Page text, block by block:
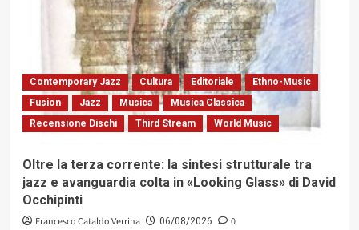
Contemporary Jazz Cultura Editoriale
Ethno-Music
Fusion
Jazz Musica
Musica Classica
Recensione Dischi
Third Stream World Music
Oltre la terza corrente: la sintesi strutturale tra
jazz e avanguardia colta in «Looking Glass» di David
Occhipinti
Francesco Cataldo Verrina 06/08/2026 0